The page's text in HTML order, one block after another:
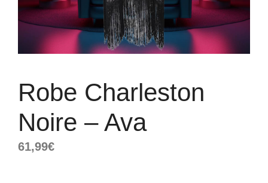
Robe Charleston
Noire – Ava
61,99€